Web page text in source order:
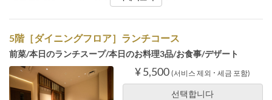
5階［ダイニングフロア］ランチコース
前菜/本日のランチスープ/本日のお料理3品/お食事/デザート
¥ 5,500 (서비스 제외 ･ 세금 포함)
선택합니다